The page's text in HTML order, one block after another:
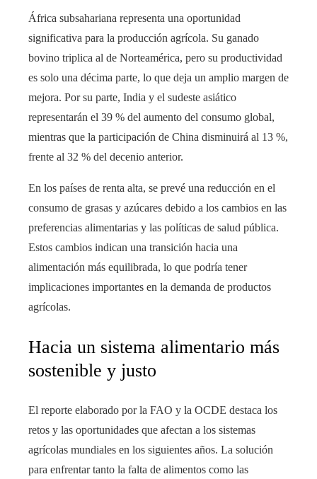
África subsahariana representa una oportunidad
significativa para la producción agrícola. Su ganado
bovino triplica al de Norteamérica, pero su productividad
es solo una décima parte, lo que deja un amplio margen de
mejora. Por su parte, India y el sudeste asiático
representarán el 39 % del aumento del consumo global,
mientras que la participación de China disminuirá al 13 %,
frente al 32 % del decenio anterior.
En los países de renta alta, se prevé una reducción en el
consumo de grasas y azúcares debido a los cambios en las
preferencias alimentarias y las políticas de salud pública.
Estos cambios indican una transición hacia una
alimentación más equilibrada, lo que podría tener
implicaciones importantes en la demanda de productos
agrícolas.
Hacia un sistema alimentario más
sostenible y justo
El reporte elaborado por la FAO y la OCDE destaca los
retos y las oportunidades que afectan a los sistemas
agrícolas mundiales en los siguientes años. La solución
para enfrentar tanto la falta de alimentos como las